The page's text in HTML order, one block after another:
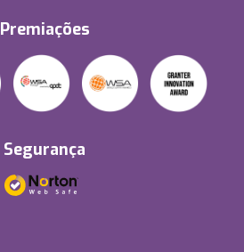
Premiações
Segurança